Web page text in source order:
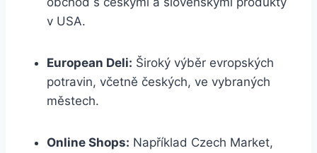
v USA.
European Deli: Široký výběr evropských
potravin, včetně českých, ve vybraných
městech.
Online Shops: Například Czech Market,